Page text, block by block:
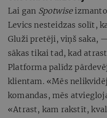
Lai gan Spotwise
Levics nesteidzas solīt,
Gluži pretēji, viņš saka,
sākas tikai tad, kad
Platforma palīdz
klientam. «Mēs
komandas, mēs
«Atrast, kam rakstīt,